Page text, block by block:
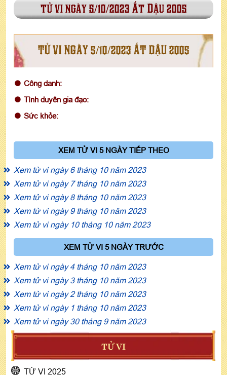
tử vi ngày 5/10/2023 Ất Dậu 2005
TỬ VI NGÀY 5/10/2023 ẤT DẬU 2005
Công danh:
Tình duyên gia đạo:
Sức khỏe:
XEM TỬ VI 5 NGÀY TIẾP THEO
Xem tử vi ngày 6 tháng 10 năm 2023
Xem tử vi ngày 7 tháng 10 năm 2023
Xem tử vi ngày 8 tháng 10 năm 2023
Xem tử vi ngày 9 tháng 10 năm 2023
Xem tử vi ngày 10 tháng 10 năm 2023
XEM TỬ VI 5 NGÀY TRƯỚC
Xem tử vi ngày 4 tháng 10 năm 2023
Xem tử vi ngày 3 tháng 10 năm 2023
Xem tử vi ngày 2 tháng 10 năm 2023
Xem tử vi ngày 1 tháng 10 năm 2023
Xem tử vi ngày 30 tháng 9 năm 2023
TỬ VI
TỬ VI 2025